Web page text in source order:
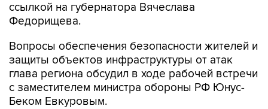
ссылкой на губернатора Вячеслава
Федорищева.
Вопросы обеспечения безопасности жителей и
защиты объектов инфраструктуры от атак
глава региона обсудил в ходе рабочей встречи
с заместителем министра обороны РФ Юнус-
Беком Евкуровым.